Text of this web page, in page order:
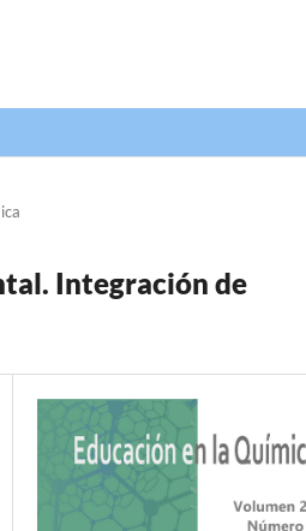
Integración de